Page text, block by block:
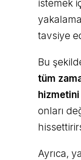
istemek
tavsiye
Bu
tüm
hizmetini
onları
Ayrıca,